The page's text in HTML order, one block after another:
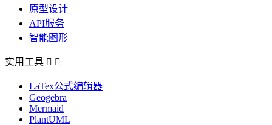
原型设计
API服务
智能图形
实用工具  
LaTex公式编辑器
Geogebra
Mermaid
PlantUML